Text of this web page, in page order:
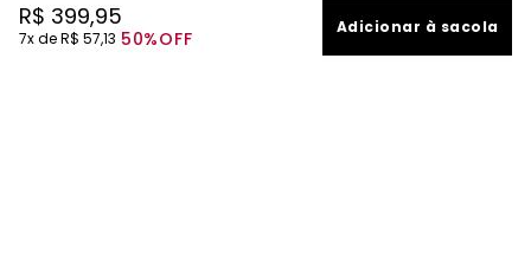
R$ 399,95
7 R$ 57,13 50%OFF
Adicionar à sacola